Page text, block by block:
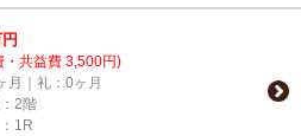
円
・共益費 3,500円)
月｜礼：0ヶ月
2階
1R